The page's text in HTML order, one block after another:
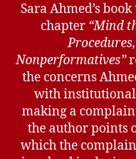
Sara Ahmed’s book
chapter “Mind
Nonperformatives”
the concerns
with institutional
making a
the author points
which the